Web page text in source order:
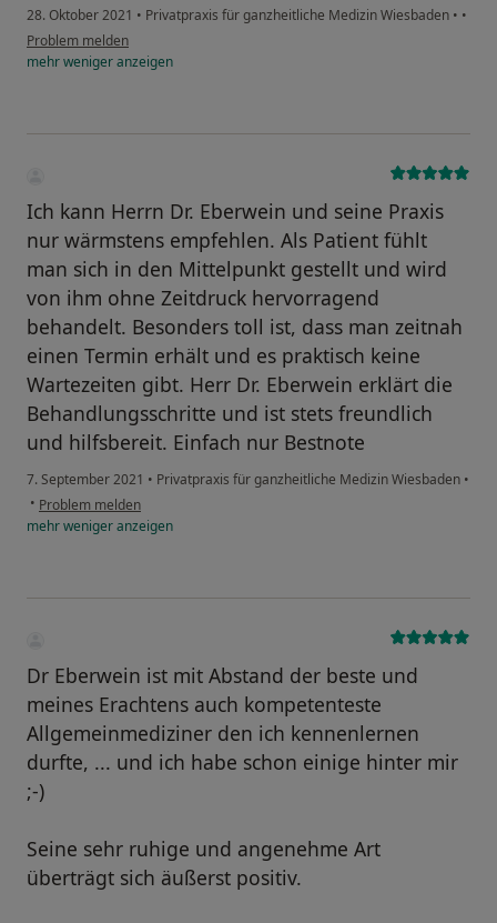
28. Oktober 2021 • Privatpraxis für ganzheitliche Medizin Wiesbaden • •
Problem melden
mehrwenigeranzeigen
Ich kann Herrn Dr. Eberwein und seine Praxis
nur wärmstens empfehlen. Als Patient fühlt
man sich in den Mittelpunkt gestellt und wird
von ihm ohne Zeitdruck hervorragend
behandelt. Besonders toll ist, dass man zeitnah
einen Termin erhält und es praktisch keine
Wartezeiten gibt. Herr Dr. Eberwein erklärt die
Behandlungsschritte und ist stets freundlich
und hilfsbereit. Einfach nur Bestnote
7. September 2021 • Privatpraxis für ganzheitliche Medizin Wiesbaden •
• Problem melden
mehrwenigeranzeigen
Dr Eberwein ist mit Abstand der beste und
meines Erachtens auch kompetenteste
Allgemeinmediziner den ich kennenlernen
durfte, ... und ich habe schon einige hinter mir
;-)
Seine sehr ruhige und angenehme Art
überträgt sich äußerst positiv.